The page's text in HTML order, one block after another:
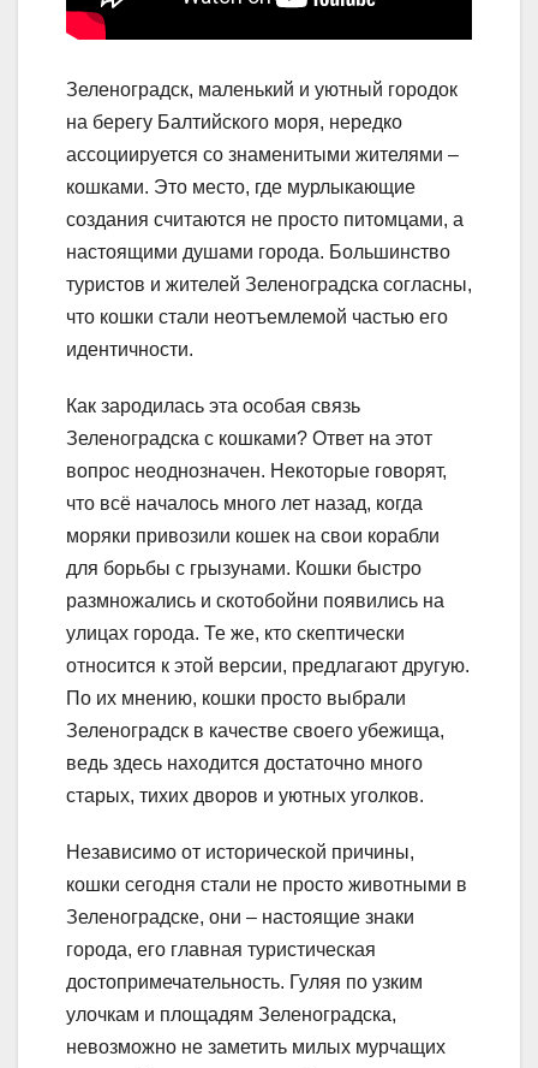
Зеленоградск, маленький и уютный городок
на берегу Балтийского моря, нередко
ассоциируется со знаменитыми жителями –
кошками. Это место, где мурлыкающие
создания считаются не просто питомцами, а
настоящими душами города. Большинство
туристов и жителей Зеленоградска согласны,
что кошки стали неотъемлемой частью его
идентичности.
Как зародилась эта особая связь
Зеленоградска с кошками? Ответ на этот
вопрос неоднозначен. Некоторые говорят,
что всё началось много лет назад, когда
моряки привозили кошек на свои корабли
для борьбы с грызунами. Кошки быстро
размножались и скотобойни появились на
улицах города. Те же, кто скептически
относится к этой версии, предлагают другую.
По их мнению, кошки просто выбрали
Зеленоградск в качестве своего убежища,
ведь здесь находится достаточно много
старых, тихих дворов и уютных уголков.
Независимо от исторической причины,
кошки сегодня стали не просто животными в
Зеленоградске, они – настоящие знаки
города, его главная туристическая
достопримечательность. Гуляя по узким
улочкам и площадям Зеленоградска,
невозможно не заметить милых мурчащих